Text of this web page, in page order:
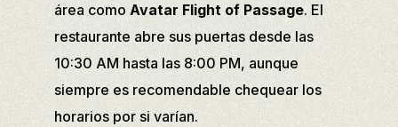
área como Avatar Flight of Passage. El
restaurante abre sus puertas desde las
10:30 AM hasta las 8:00 PM, aunque
siempre es recomendable chequear los
horarios por si varían.